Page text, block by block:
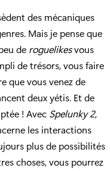
des mécaniques
Mais je pense que
de roguelikesvous
de trésors, vous faire
que vous venez de
deux yétis. Et de
! Avec Spelunky 2,
les interactions
plus de possibilités
choses, vous pourrez